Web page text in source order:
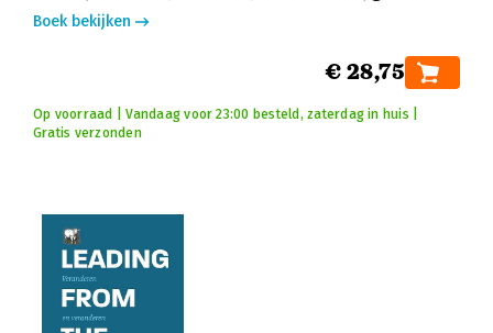
Boek bekijken
€ 28,75
Op voorraad | Vandaag voor 23:00 besteld, zaterdag in huis |
Gratis verzonden